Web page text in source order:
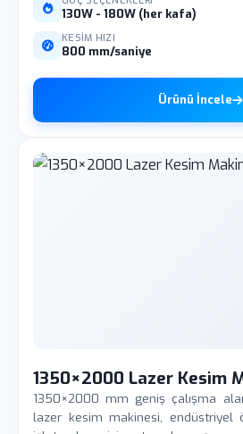
130W - 180W (her kafa)
KESIM HIZI
800 mm/saniye
Ürünü İncele
1350×2000 Lazer Kesim
1350×2000 mm geniş çalışma
lazer kesim makinesi, endüstriyel